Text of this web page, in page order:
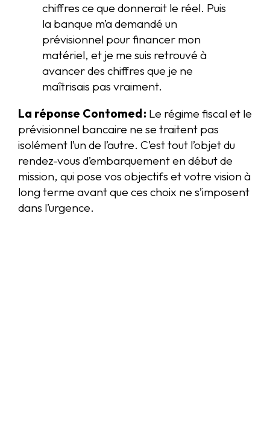
chiffres ce que donnerait le réel. Puis
la banque m’a demandé un
prévisionnel pour financer mon
matériel, et je me suis retrouvé à
avancer des chiffres que je ne
maîtrisais pas vraiment.
La réponse Contomed : Le régime fiscal et le
prévisionnel bancaire ne se traitent pas
isolément l’un de l’autre. C’est tout l’objet du
rendez-vous d’embarquement en début de
mission, qui pose vos objectifs et votre vision à
long terme avant que ces choix ne s’imposent
dans l’urgence.